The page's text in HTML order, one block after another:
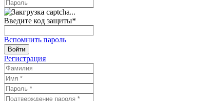
Введите код защиты*
Вспомнить пароль
Войти
Регистрация